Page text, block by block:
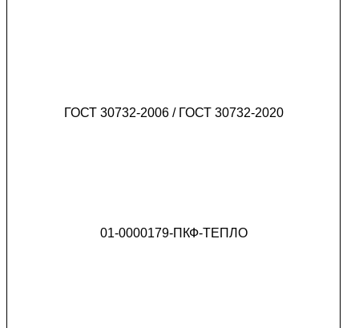
ГОСТ 30732-2006 / ГОСТ 30732-2020
01-0000179-ПКФ-ТЕПЛО